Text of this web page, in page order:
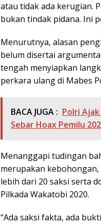
atau tidak ada kerugian.
bukan tindak pidana. Ini
Menurutnya, alasan
belum disertai
tengah menyiapkan
perkara ulang di Mabes
BACA JUGA : Polri
Sebar Hoax Pemilu
Menanggapi tudingan
merupakan
lebih dari 20 saksi serta
Pilkada Wakatobi 2020.
“Ada saksi fakta, ada